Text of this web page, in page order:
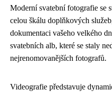
Moderní svatební fotografie se
celou škálu doplňkových
dokumentaci vašeho velkého
svatebních alb, které se staly
nejrenomovanějších fotografů.
Videografie představuje